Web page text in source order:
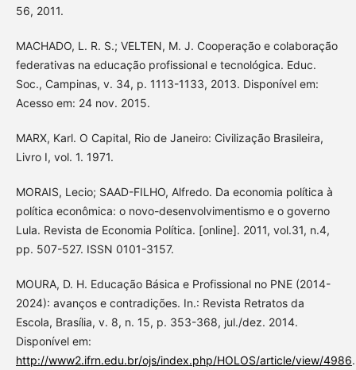
56, 2011.
MACHADO, L. R. S.; VELTEN, M. J. Cooperação e colaboração
federativas na educação profissional e tecnológica. Educ.
Soc., Campinas, v. 34, p. 1113-1133, 2013. Disponível em:
Acesso em: 24 nov. 2015.
MARX, Karl. O Capital, Rio de Janeiro: Civilização Brasileira,
Livro I, vol. 1. 1971.
MORAIS, Lecio; SAAD-FILHO, Alfredo. Da economia política à
política econômica: o novo-desenvolvimentismo e o governo
Lula. Revista de Economia Política. [online]. 2011, vol.31, n.4,
pp. 507-527. ISSN 0101-3157.
MOURA, D. H. Educação Básica e Profissional no PNE (2014-
2024): avanços e contradições. In.: Revista Retratos da
Escola, Brasília, v. 8, n. 15, p. 353-368, jul./dez. 2014.
Disponível em:
http://www2.ifrn.edu.br/ojs/index.php/HOLOS/article/view/4986.